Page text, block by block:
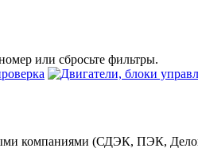
или сбросьте фильтры.
компаниями (СДЭК, ПЭК,